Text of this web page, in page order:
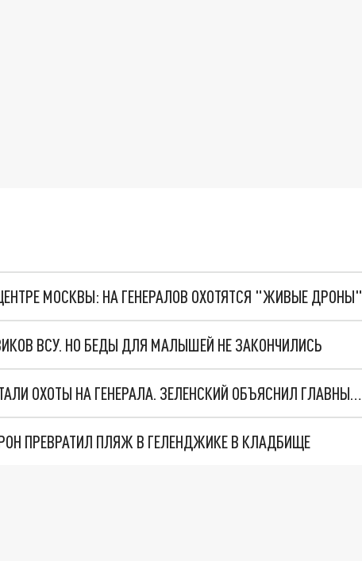
МОСКВЫ: НА ГЕНЕРАЛОВ ОХОТЯТСЯ "ЖИВЫЕ ДРОНЫ"
ВСУ. НО БЕДЫ ДЛЯ МАЛЫШЕЙ НЕ ЗАКОНЧИЛИСЬ
"МЫ ВАС ЗАСТАВИМ": ЖУТКИЕ ДЕТАЛИ ОХОТЫ НА ГЕНЕРАЛА. ЗЕЛЕНСКИЙ ОБЪЯСНИЛ ГЛАВНЫЙ СМЫСЛ ТЕРАКТА В ЦЕНТРЕ МОСКВЫ
ПРЕВРАТИЛ ПЛЯЖ В ГЕЛЕНДЖИКЕ В КЛАДБИЩЕ